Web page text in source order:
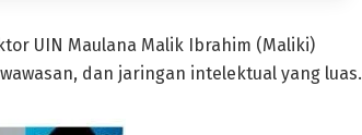
UIN Maulana Malik Ibrahim (Maliki)
dan jaringan intelektual yang luas.